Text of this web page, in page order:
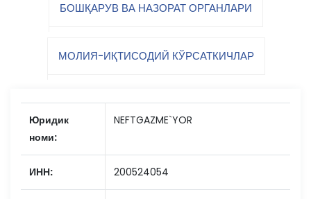
БОШҚАРУВ ВА НАЗОРАТ ОРГАНЛАРИ
МОЛИЯ-ИҚТИСОДИЙ КЎРСАТКИЧЛАР
Юридик
номи:
NEFTGAZME`YOR
ИНН: 200524054